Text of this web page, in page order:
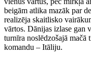
beigām atlika mazāk par
realizēja skaitlisko
vārtos. Dānijas izlase gan
turnīra noslēdzošajā mačā
komandu – Itāliju.